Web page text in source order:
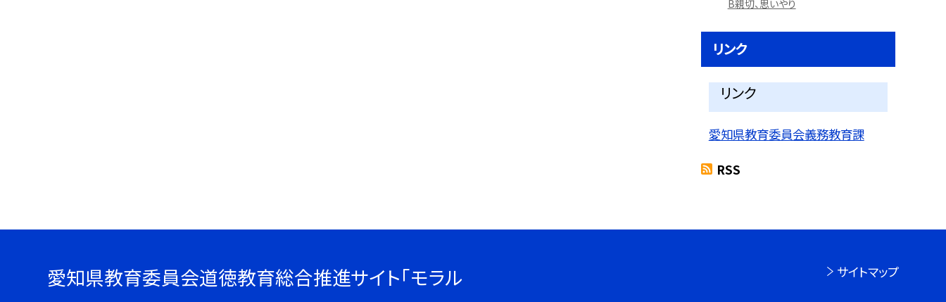
B親切、思いやり
リンク
リンク
愛知県教育委員会義務教育課
RSS
愛知県教育委員会道徳教育総合推進サイト「モラル
サイトマップ